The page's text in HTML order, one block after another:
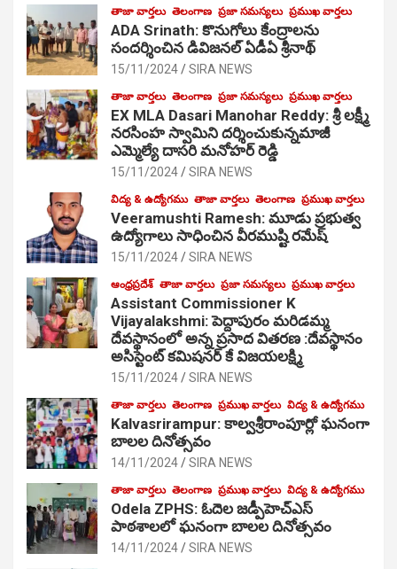
తాజా వార్తలు తెలంగాణ ప్రజా సమస్యలు ప్రముఖ వార్తలు
ADA Srinath: కొనుగోలు కేంద్రాల‌ను
సంద‌ర్శించిన డివిజనల్ ఏడీఏ శ్రీనాథ్
15/11/2024 SIRA NEWS
తాజా వార్తలు తెలంగాణ ప్రజా సమస్యలు ప్రముఖ వార్తలు
EX MLA Dasari Manohar Reddy: శ్రీ లక్ష్మీ
నరసింహ స్వామిని దర్శించుకున్నమాజీ
ఎమ్మెల్యే దాసరి మనోహర్ రెడ్డి
15/11/2024 SIRA NEWS
విద్య & ఉద్యోగము తాజా వార్తలు తెలంగాణ ప్రముఖ వార్తలు
Veeramushti Ramesh: మూడు ప్రభుత్వ
ఉద్యోగాలు సాధించిన వీరముష్టి రమేష్
15/11/2024 SIRA NEWS
ఆంధ్రప్రదేశ్ తాజా వార్తలు ప్రజా సమస్యలు ప్రముఖ వార్తలు
Assistant Commissioner K
Vijayalakshmi: పెద్దాపురం మరిడమ్మ
దేవస్థానంలో అన్న ప్రసాద వితరణ :దేవస్థానం
అసిస్టెంట్ కమిషనర్ కే విజయలక్ష్మి
15/11/2024 SIRA NEWS
తాజా వార్తలు తెలంగాణ ప్రముఖ వార్తలు విద్య & ఉద్యోగము
Kalvasrirampur: కాల్వశ్రీరాంపూర్లో ఘనంగా
బాలల దినోత్సవం
14/11/2024 SIRA NEWS
తాజా వార్తలు తెలంగాణ ప్రముఖ వార్తలు విద్య & ఉద్యోగము
Odela ZPHS: ఓదెల జ‌డ్పీహెచ్ఎస్
పాఠ‌శాల‌లో ఘనంగా బాలల దినోత్సవం
14/11/2024 SIRA NEWS